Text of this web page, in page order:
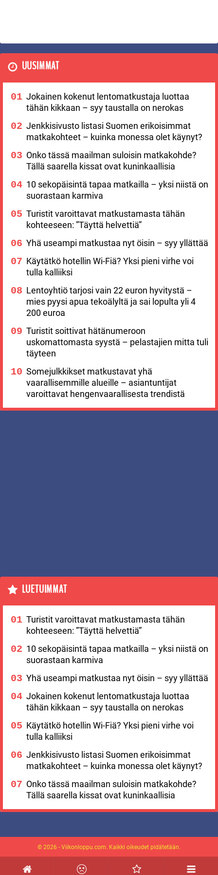
UUSIMMAT
Jokainen kokenut lentomatkustaja luottaa
tähän kikkaan – syy taustalla on nerokas
Jenkkisivusto listasi Suomen erikoisimmat
matkakohteet – kuinka monessa olet käynyt?
Onko tässä maailman suloisin matkakohde?
Tällä saarella kissat ovat kuninkaallisia
10 sekopäisintä tapaa matkailla – yksi niistä on
suorastaan karmiva
Turistit varoittavat matkustamasta tähän
kohteeseen: ”Täyttä helvettiä”
Yhä useampi matkustaa nyt öisin – syy yllättää
Käytätkö hotellin Wi-Fiä? Yksi pieni virhe voi
tulla kalliiksi
Lentoyhtiö tarjosi vain 22 euron hyvitystä –
mies pyysi apua tekoälyltä ja sai lopulta yli 4
200 euroa
Turistit soittivat hätänumeroon
uskomattomasta syystä – pelastajien mitta tuli
täyteen
Somejulkkikset matkustavat yhä
vaarallisemmille alueille – asiantuntijat
varoittavat hengenvaarallisesta trendistä
LUETUIMMAT
Turistit varoittavat matkustamasta tähän
kohteeseen: ”Täyttä helvettiä”
10 sekopäisintä tapaa matkailla – yksi niistä on
suorastaan karmiva
Yhä useampi matkustaa nyt öisin – syy yllättää
Jokainen kokenut lentomatkustaja luottaa
tähän kikkaan – syy taustalla on nerokas
Käytätkö hotellin Wi-Fiä? Yksi pieni virhe voi
tulla kalliiksi
Jenkkisivusto listasi Suomen erikoisimmat
matkakohteet – kuinka monessa olet käynyt?
Onko tässä maailman suloisin matkakohde?
Tällä saarella kissat ovat kuninkaallisia
© 2026 - Viikonloppu.com. Kaikki oikeudet pidätetään.